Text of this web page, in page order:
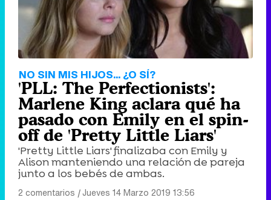
NO SIN MIS HIJOS... ¿O SÍ?
'PLL: The Perfectionists':
Marlene King aclara qué ha
pasado con Emily en el spin-
off de 'Pretty Little Liars'
'Pretty Little Liars' finalizaba con Emily y
Alison manteniendo una relación de pareja
junto a los bebés de ambas.
2 comentarios |Jueves 14 Marzo 2019 13:56